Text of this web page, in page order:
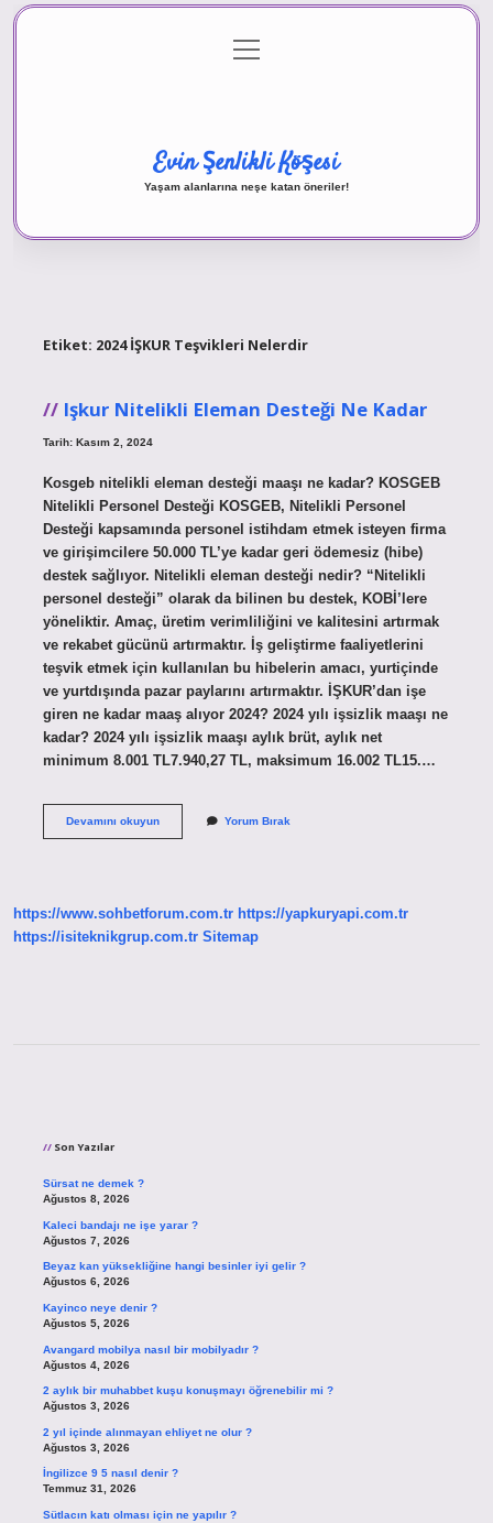
Gizlilik Politikası
menüyü
aç
Evin Şenlikli Köşesi
Yaşam alanlarına neşe katan öneriler!
Etiket: 2024 İŞKUR Teşvikleri Nelerdir
Işkur Nitelikli Eleman Desteği Ne Kadar
Tarih: Kasım 2, 2024
Kosgeb nitelikli eleman desteği maaşı ne kadar? KOSGEB
Nitelikli Personel Desteği KOSGEB, Nitelikli Personel
Desteği kapsamında personel istihdam etmek isteyen firma
ve girişimcilere 50.000 TL’ye kadar geri ödemesiz (hibe)
destek sağlıyor. Nitelikli eleman desteği nedir? “Nitelikli
personel desteği” olarak da bilinen bu destek, KOBİ’lere
yöneliktir. Amaç, üretim verimliliğini ve kalitesini artırmak
ve rekabet gücünü artırmaktır. İş geliştirme faaliyetlerini
teşvik etmek için kullanılan bu hibelerin amacı, yurtiçinde
ve yurtdışında pazar paylarını artırmaktır. İŞKUR’dan işe
giren ne kadar maaş alıyor 2024? 2024 yılı işsizlik maaşı ne
kadar? 2024 yılı işsizlik maaşı aylık brüt, aylık net
minimum 8.001 TL7.940,27 TL, maksimum 16.002 TL15.…
Devamını okuyunIşkur
Yorum Bırak
https://www.sohbetforum.com.tr https://yapkuryapi.com.tr
https://isiteknikgrup.com.tr Sitemap
Son Yazılar
Sürsat ne demek ?
Ağustos 8, 2026
Kaleci bandajı ne işe yarar ?
Ağustos 7, 2026
Beyaz kan yüksekliğine hangi besinler iyi gelir ?
Ağustos 6, 2026
Kayinco neye denir ?
Ağustos 5, 2026
Avangard mobilya nasıl bir mobilyadır ?
Ağustos 4, 2026
2 aylık bir muhabbet kuşu konuşmayı öğrenebilir mi ?
Ağustos 3, 2026
2 yıl içinde alınmayan ehliyet ne olur ?
Ağustos 3, 2026
İngilizce 9 5 nasıl denir ?
Temmuz 31, 2026
Sütlacın katı olması için ne yapılır ?